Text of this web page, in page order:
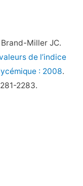
Miller JC.
de l’indice
: 2008.
2283.